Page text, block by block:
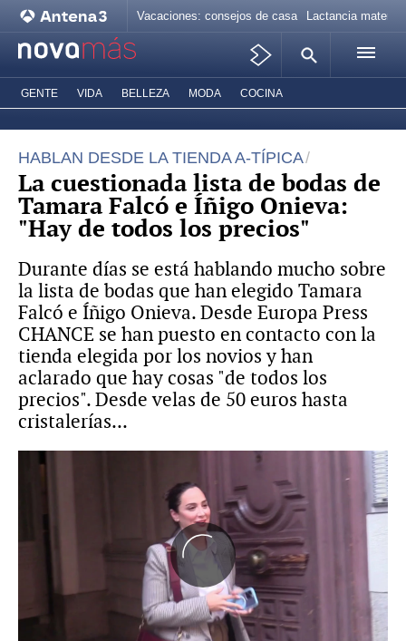
Vacaciones: consejos de casa Lactancia materna
GENTE VIDA BELLEZA MODA COCINA
HABLAN DESDE LA TIENDA A-TÍPICA
La cuestionada lista de bodas de
Tamara Falcó e Íñigo Onieva:
"Hay de todos los precios"
Durante días se está hablando mucho sobre
la lista de bodas que han elegido Tamara
Falcó e Íñigo Onieva. Desde Europa Press
CHANCE se han puesto en contacto con la
tienda elegida por los novios y han
aclarado que hay cosas "de todos los
precios". Desde velas de 50 euros hasta
cristalerías...